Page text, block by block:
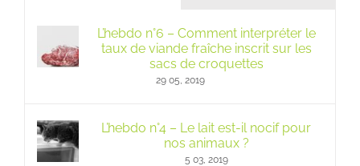
L’hebdo n°6 – Comment interpréter le
taux de viande fraîche inscrit sur les
sacs de croquettes
29 05, 2019
L’hebdo n°4 – Le lait est-il nocif pour
nos animaux ?
5 03, 2019